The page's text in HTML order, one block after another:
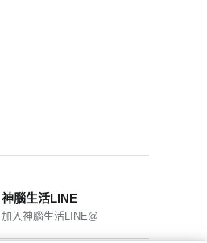
神腦生活LINE
加入神腦生活LINE@